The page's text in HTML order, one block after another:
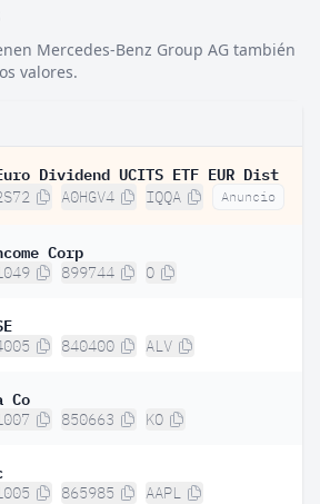
Mercedes-Benz Group AG también
valores.
Dividend UCITS ETF EUR Dist
A0HGV4 IQQA Anuncio
Corp
899744 O
840400 ALV
Co
850663 KO
865985 AAPL